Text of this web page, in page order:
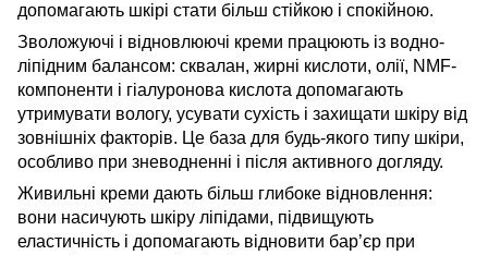
допомагають шкірі стати більш стійкою і спокійною.
Зволожуючі і відновлюючі креми працюють із водно-
ліпідним балансом: сквалан, жирні кислоти, олії, NMF-
компоненти і гіалуронова кислота допомагають
утримувати вологу, усувати сухість і захищати шкіру від
зовнішніх факторів. Це база для будь-якого типу шкіри,
особливо при зневодненні і після активного догляду.
Живильні креми дають більш глибоке відновлення:
вони насичують шкіру ліпідами, підвищують
еластичність і допомагають відновити бар’єр при